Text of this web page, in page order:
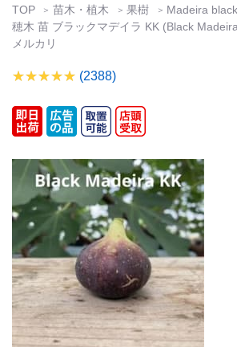
TOP 苗木・植木 果樹
Madeira
穂木 苗 ブラックマデイラ KK (Black
メルカリ
(2388)